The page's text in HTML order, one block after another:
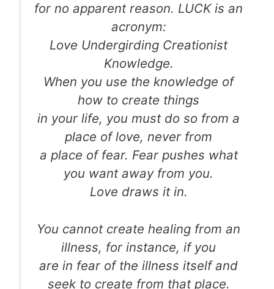
for no apparent reason. LUCK is an
acronym:
Love Undergirding Creationist
Knowledge.
When you use the knowledge of
how to create things
in your life, you must do so from a
place of love, never from
a place of fear. Fear pushes what
you want away from you.
Love draws it in.
You cannot create healing from an
illness, for instance, if you
are in fear of the illness itself and
seek to create from that place.